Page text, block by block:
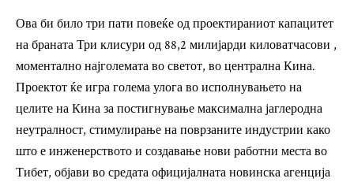
Ова би било три пати повеќе од проектираниот капацитет
на браната Три клисури од 88,2 милијарди киловатчасови ,
моментално најголемата во светот, во централна Кина.
Проектот ќе игра голема улога во исполнувањето на
целите на Кина за постигнување максимална јаглеродна
неутралност, стимулирање на поврзаните индустрии како
што е инженерството и создавање нови работни места во
Тибет, објави во средата официјалната новинска агенција